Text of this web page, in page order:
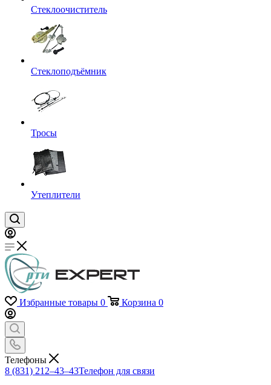
Стеклоочиститель
Стеклоподъёмник
Тросы
Утеплители
Избранные товары 0 Корзина 0
Телефоны
8 (831) 212–43–43Телефон для связи